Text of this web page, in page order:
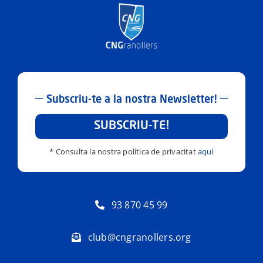
Subscriu-te a la nostra Newsletter!
SUBSCRIU-TE!
* Consulta la nostra política de privacitataquí
93 870 45 99
club@cngranollers.org